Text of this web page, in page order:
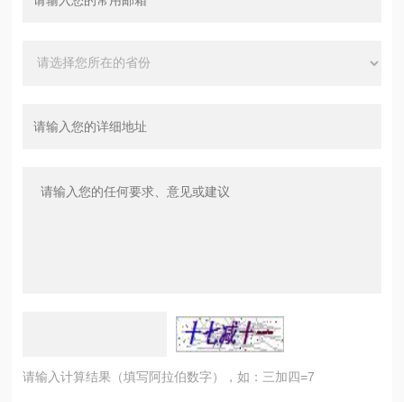
请输入计算结果（填写阿拉伯数字），如：三加四=7